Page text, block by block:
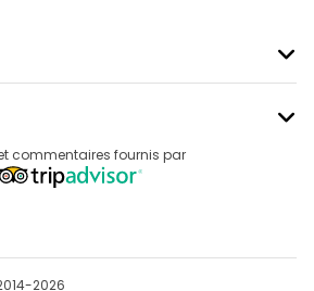
commentaires fournis par
2026